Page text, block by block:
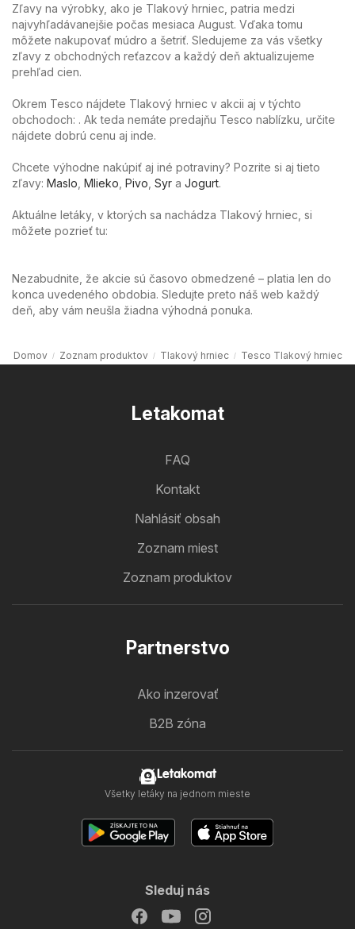
Zľavy na výrobky, ako je Tlakový hrniec, patria medzi
najvyhľadávanejšie počas mesiaca August. Vďaka tomu
môžete nakupovať múdro a šetriť. Sledujeme za vás všetky
zľavy z obchodných reťazcov a každý deň aktualizujeme
prehľad cien.
Okrem Tesco nájdete Tlakový hrniec v akcii aj v týchto
obchodoch: . Ak teda nemáte predajňu Tesco nablízku, určite
nájdete dobrú cenu aj inde.
Chcete výhodne nakúpiť aj iné potraviny? Pozrite si aj tieto
zľavy: Maslo Mlieko Pivo Syr a Jogurt.
Aktuálne letáky, v ktorých sa nachádza Tlakový hrniec, si
môžete pozrieť tu:
Nezabudnite, že akcie sú časovo obmedzené – platia len do
konca uvedeného obdobia. Sledujte preto náš web každý
deň, aby vám neušla žiadna výhodná ponuka.
Domov Zoznam produktov Tlakový hrniec Tesco Tlakový hrniec
Letakomat
FAQ
Kontakt
Nahlásiť obsah
Zoznam miest
Zoznam produktov
Partnerstvo
Ako inzerovať
B2B zóna
Letakomat
Všetky letáky na jednom mieste
Sleduj nás